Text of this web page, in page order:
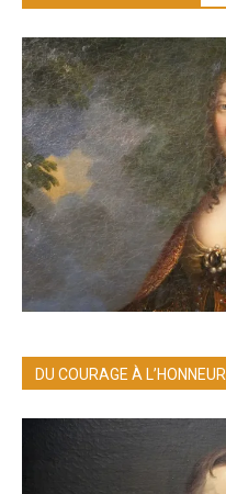
DU COURAGE À L’HONNEUR